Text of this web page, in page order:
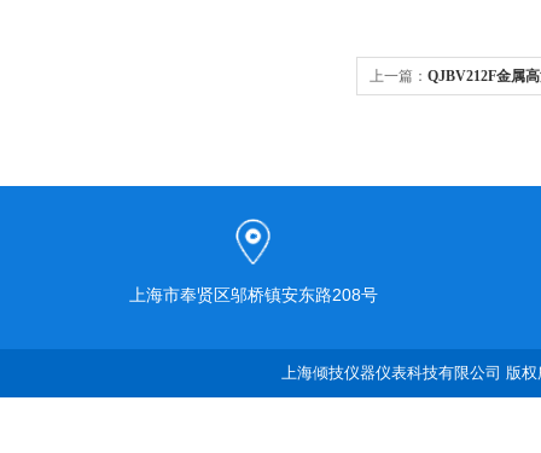
上一篇： QJBV212F金属
上海市奉贤区邬桥镇安东路208号
上海倾技仪器仪表科技有限公司 版